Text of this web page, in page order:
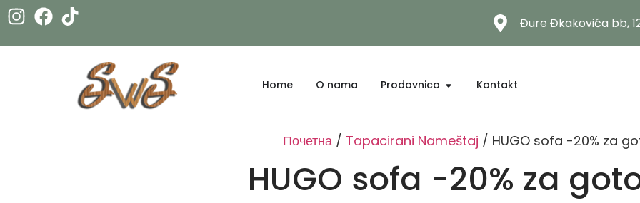
Đure Đkakovića bb,
Home O nama Prodavnica Kontakt
Почетна/ Tapacirani Nameštaj / HUGO sofa -20% za
HUGO sofa -20% za